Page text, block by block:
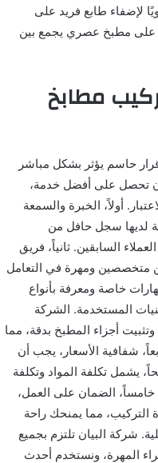
لإضفاء طابع فريد على
على مطبخ عصري يجمع بين
مطابخ
حاسم يؤثر بشكل مباشر
تحصل على أفضل خدمة،
أولاً، الخبرة والسمعة
لديها سجل حافل من
السابقين. ثانياً، فريق
متخصصين ومهرة في التعامل
خاصة ومعرفة بأنواع
المستخدمة. الشركة
أجزاء المطبخ بدقة، مما
شفافية الأسعار، يجب أن
يشمل تكلفة المواد وتكلفة
خامساً، الضمان على العمل،
التركيب، مما يمنحك راحة
شركة البيان تلتزم بجميع
المهرة، ونستخدم أحدث